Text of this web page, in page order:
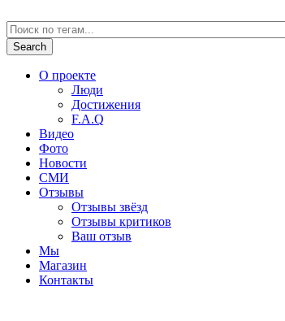
О проекте
Люди
Достижения
F.A.Q
Видео
Фото
Новости
СМИ
Отзывы
Отзывы звёзд
Отзывы критиков
Ваш отзыв
Мы
Магазин
Контакты